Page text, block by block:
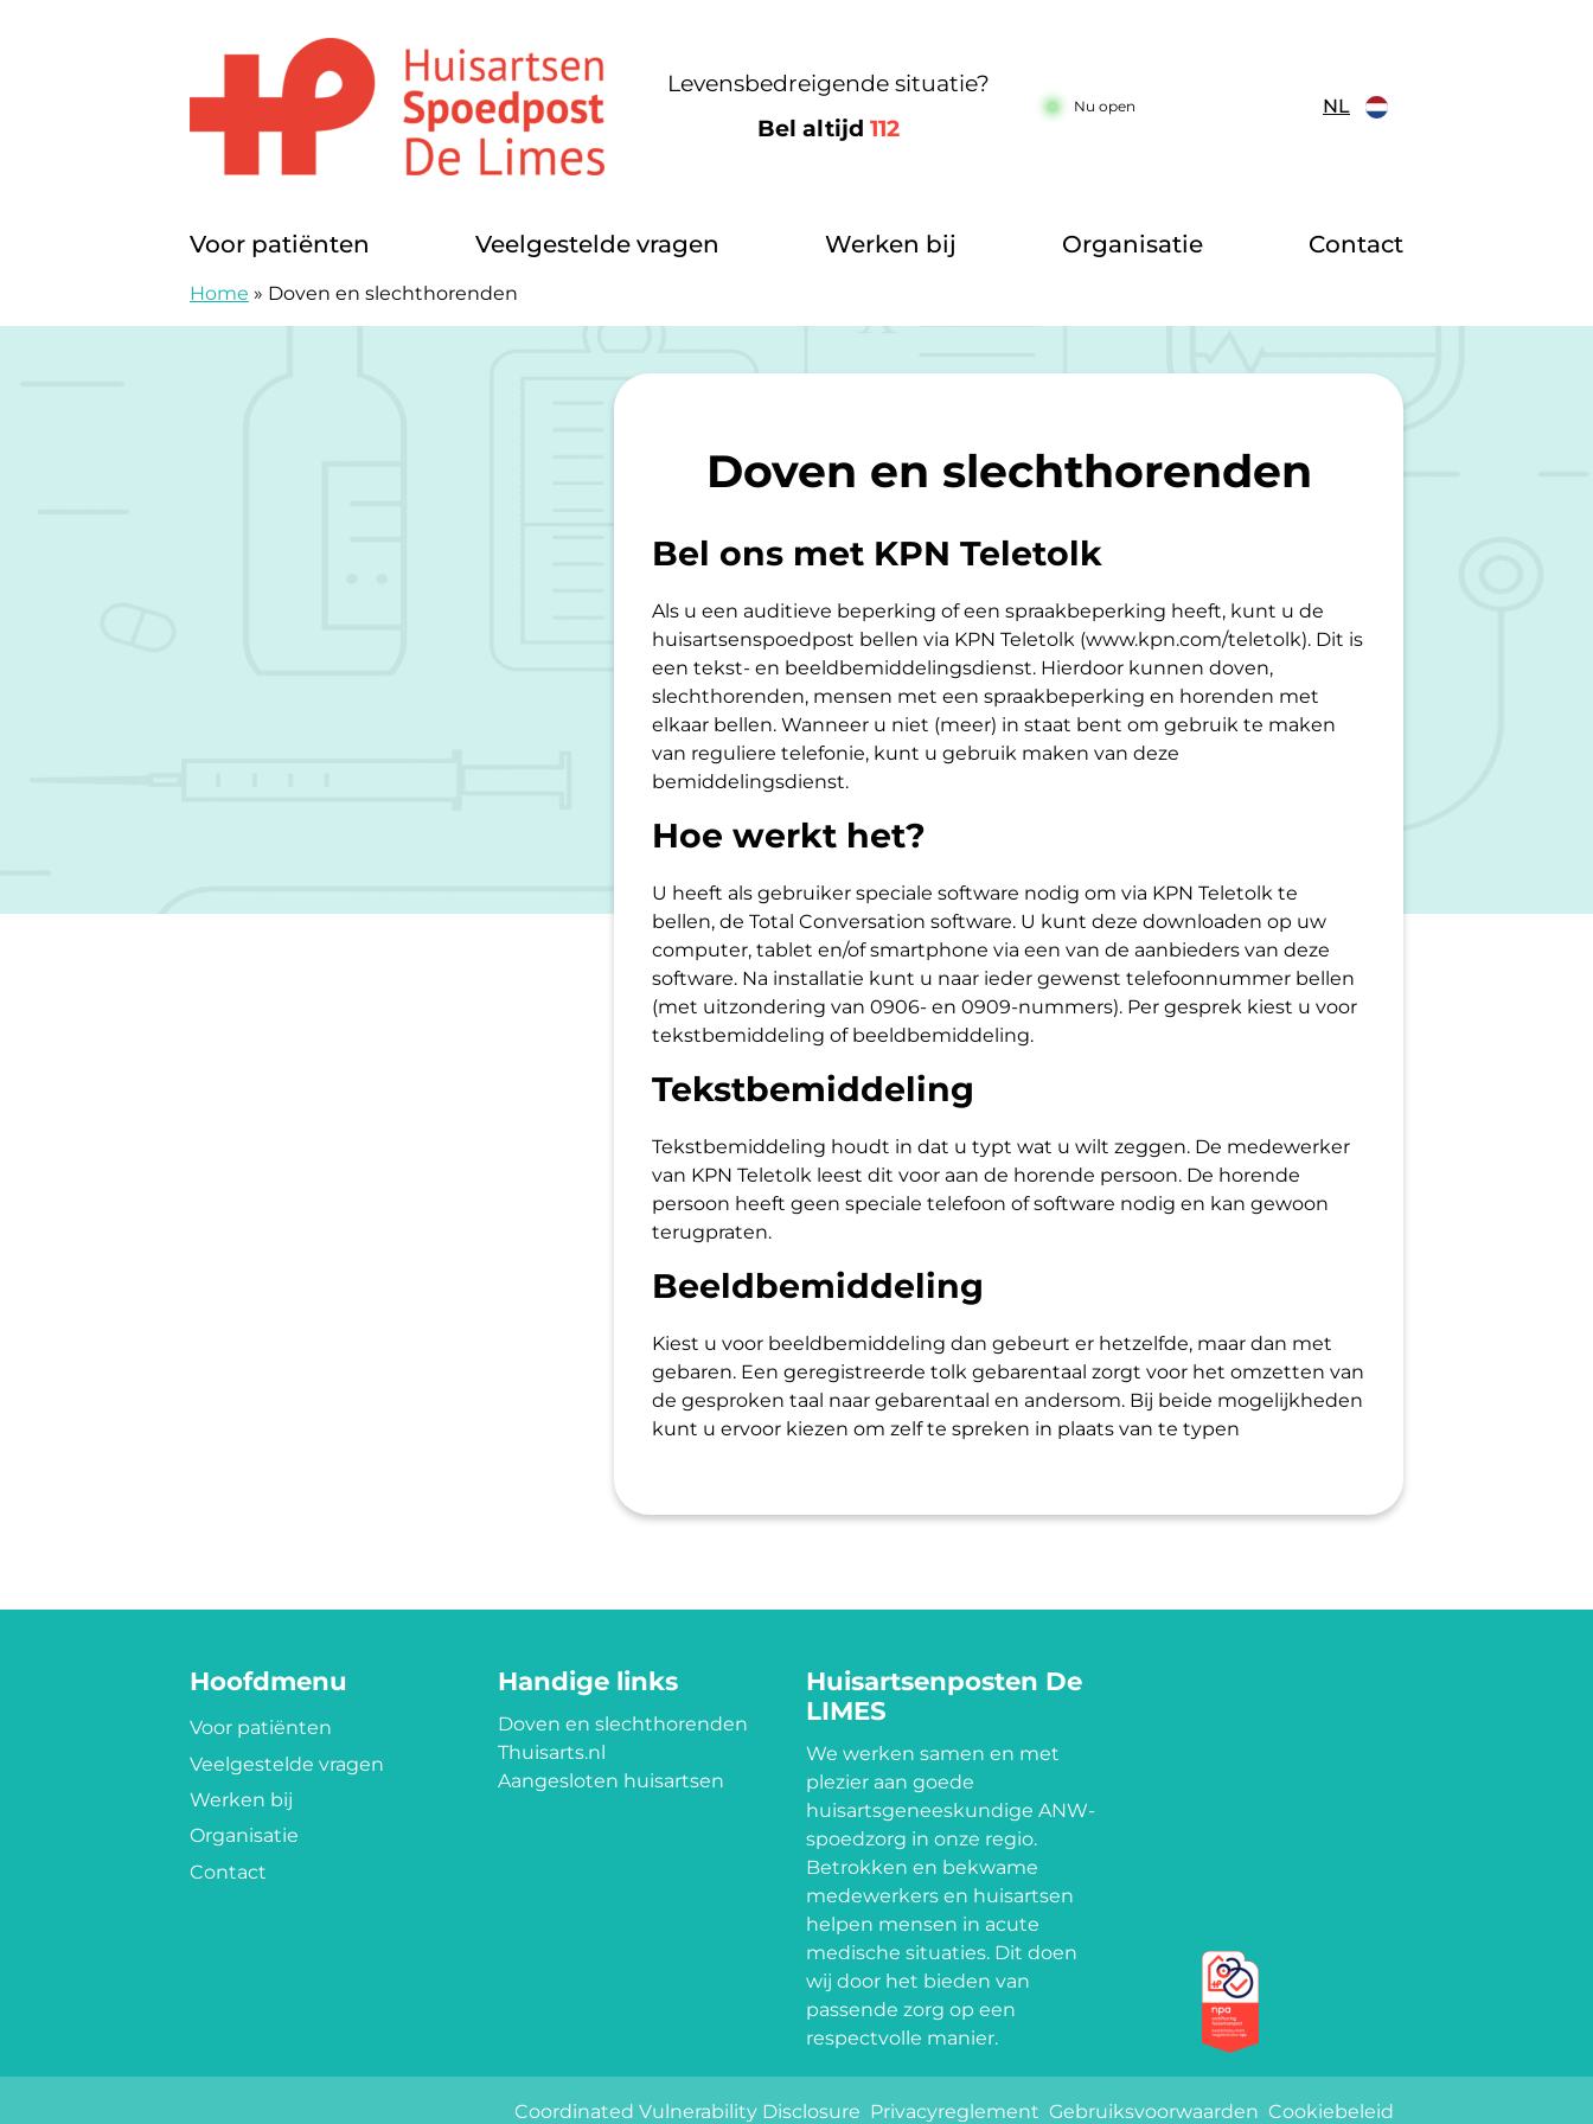
Levensbedreigende situatie?
Bel altijd 112
Nu open NL
Voor patiënten Veelgestelde vragen Werken bij Organisatie Contact
Home » Doven en slechthorenden
Doven en slechthorenden
Bel ons met KPN Teletolk
Als u een auditieve beperking of een spraakbeperking heeft, kunt u de
huisartsenspoedpost bellen via KPN Teletolk (www.kpn.com/teletolk). Dit is
een tekst- en beeldbemiddelingsdienst. Hierdoor kunnen doven,
slechthorenden, mensen met een spraakbeperking en horenden met
elkaar bellen. Wanneer u niet (meer) in staat bent om gebruik te maken
van reguliere telefonie, kunt u gebruik maken van deze
bemiddelingsdienst.
Hoe werkt het?
U heeft als gebruiker speciale software nodig om via KPN Teletolk te
bellen, de Total Conversation software. U kunt deze downloaden op uw
computer, tablet en/of smartphone via een van de aanbieders van deze
software. Na installatie kunt u naar ieder gewenst telefoonnummer bellen
(met uitzondering van 0906- en 0909-nummers). Per gesprek kiest u voor
tekstbemiddeling of beeldbemiddeling.
Tekstbemiddeling
Tekstbemiddeling houdt in dat u typt wat u wilt zeggen. De medewerker
van KPN Teletolk leest dit voor aan de horende persoon. De horende
persoon heeft geen speciale telefoon of software nodig en kan gewoon
terugpraten.
Beeldbemiddeling
Kiest u voor beeldbemiddeling dan gebeurt er hetzelfde, maar dan met
gebaren. Een geregistreerde tolk gebarentaal zorgt voor het omzetten van
de gesproken taal naar gebarentaal en andersom. Bij beide mogelijkheden
kunt u ervoor kiezen om zelf te spreken in plaats van te typen
Hoofdmenu
Voor patiënten
Veelgestelde vragen
Werken bij
Organisatie
Contact
Handige links
Doven en slechthorenden
Thuisarts.nl
Aangesloten huisartsen
Huisartsenposten De
LIMES
We werken samen en met
plezier aan goede
huisartsgeneeskundige ANW-
spoedzorg in onze regio.
Betrokken en bekwame
medewerkers en huisartsen
helpen mensen in acute
medische situaties. Dit doen
wij door het bieden van
passende zorg op een
respectvolle manier.
Coordinated Vulnerability Disclosure Privacyreglement Gebruiksvoorwaarden Cookiebeleid